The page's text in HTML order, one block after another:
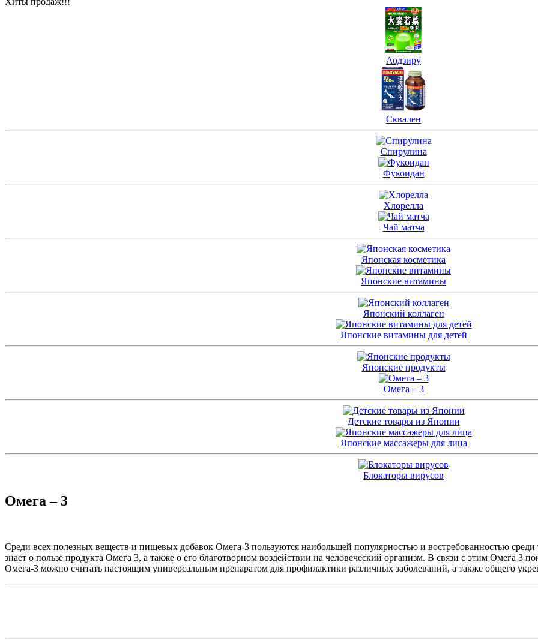
Аодзиру
Сквален
Спирулина
Фукоидан
Хлорелла
Чай матча
Японская косметика
Японские витамины
Японский коллаген
Японские витамины для детей
Японские продукты
Омега – 3
Детские товары из Японии
Японские массажеры для лица
Блокаторы вирусов
Омега – 3
Среди всех полезных веществ и пищевых добавок Омега-3 пользуются наибольшей популярностью и востребованностью
знает о пользе продукта Омега 3, а также о его благотворном воздействии на человеческий организм. В связи с этим Омега 3
Омега-3 можно считать настоящим универсальным препаратом для профилактики различных заболеваний, а также общего